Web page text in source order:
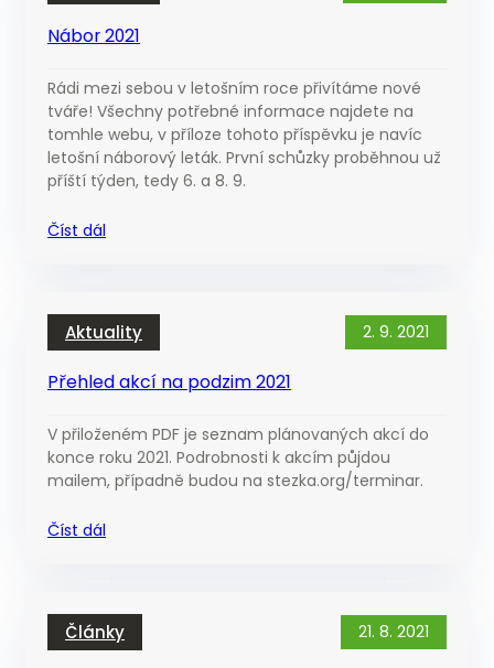
Nábor 2021
Rádi mezi sebou v letošním roce přivítáme nové
tváře! Všechny potřebné informace najdete na
tomhle webu, v příloze tohoto příspěvku je navíc
letošní náborový leták. První schůzky proběhnou už
příští týden, tedy 6. a 8. 9.
Číst dál
Aktuality 2. 9. 2021
Přehled akcí na podzim 2021
V přiloženém PDF je seznam plánovaných akcí do
konce roku 2021. Podrobnosti k akcím půjdou
mailem, případně budou na stezka.org/terminar.
Číst dál
Články 21. 8. 2021